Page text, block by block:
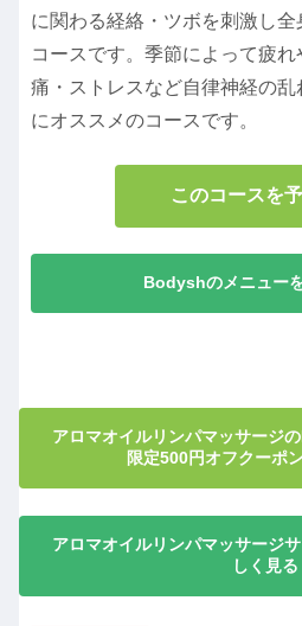
に関わる経絡・ツボを刺激し
コースです。季節によって疲
痛・ストレスなど自律神経の
にオススメのコースです。
このコースを
Bodyshのメニュー
アロマオイルリンパマッサージ
限定500円オフクーポ
アロマオイルリンパマッサージ
しく見る